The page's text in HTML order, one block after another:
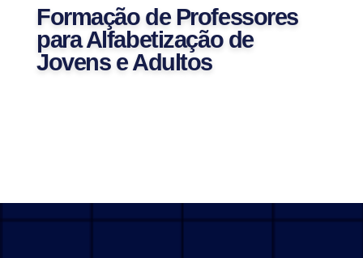
Formação de Professores
para Alfabetização de
Jovens e Adultos